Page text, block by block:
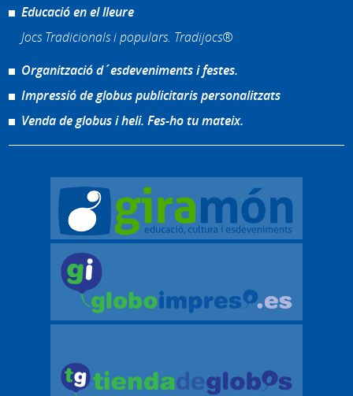
Educació en el lleure
Jocs Tradicionals i populars. Tradijocs®
Organització d´esdeveniments i festes.
Impressió de globus publicitaris personalitzats
Venda de globus i heli. Fes-ho tu mateix.